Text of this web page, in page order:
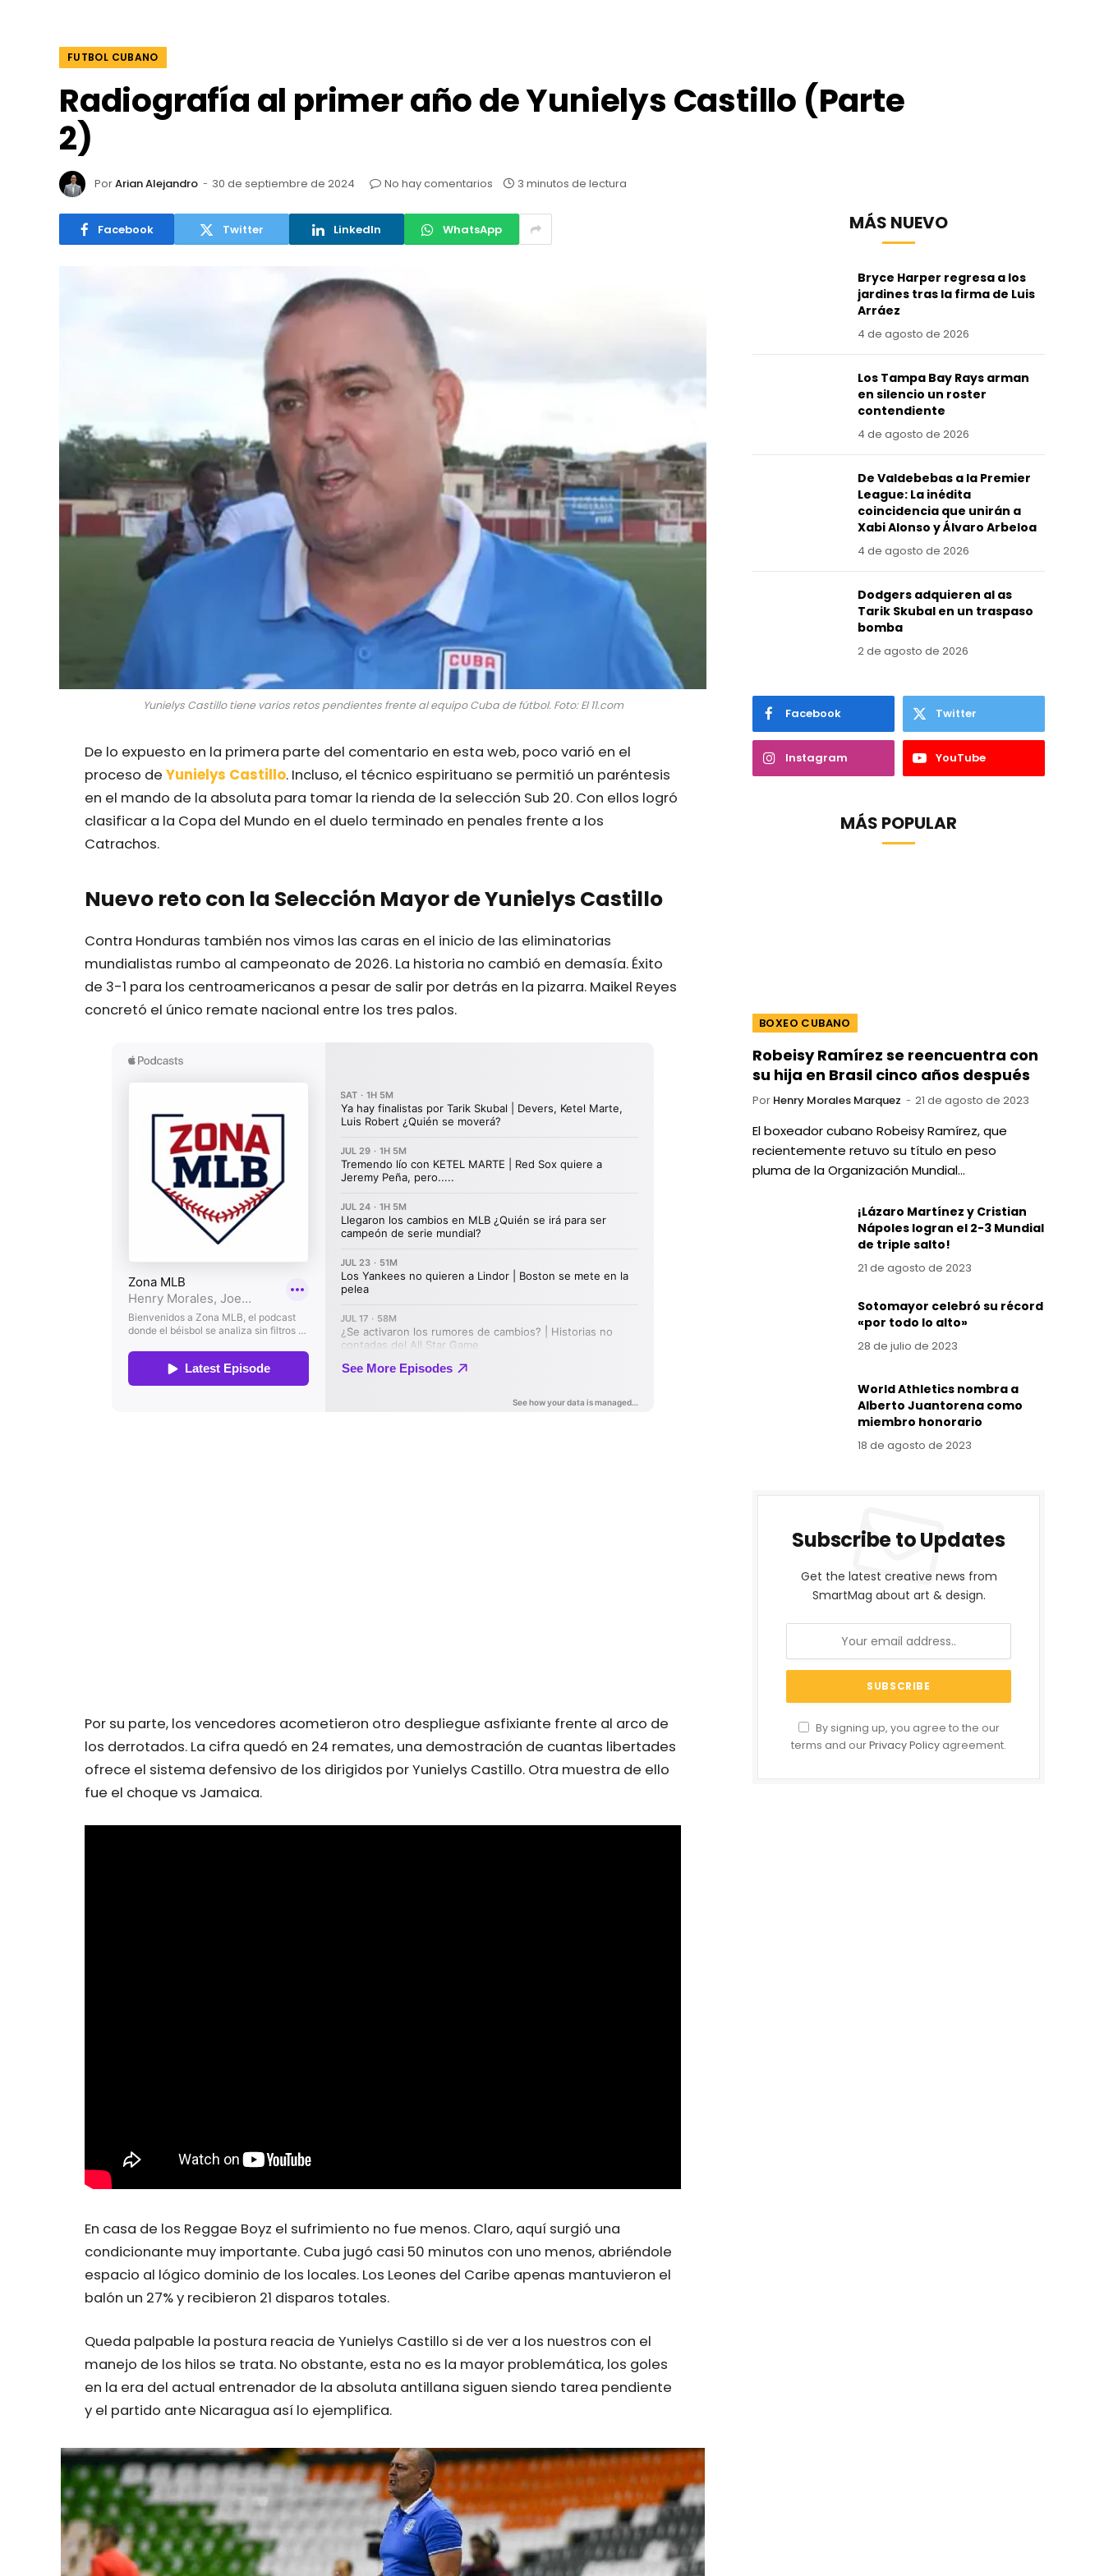
FUTBOL CUBANO
Radiografía al primer año de Yunielys Castillo (Parte
2)
PorArian Alejandro 30 de septiembre de 2024 No hay comentarios 3 minutos de lectura
Facebook Twitter LinkedIn WhatsApp
Yunielys Castillo tiene varios retos pendientes frente al equipo Cuba de fútbol. Foto: El 11.com
De lo expuesto en la primera parte del comentario en esta web, poco varió en el
proceso de Yunielys Castillo. Incluso, el técnico espirituano se permitió un paréntesis
en el mando de la absoluta para tomar la rienda de la selección Sub 20. Con ellos logró
clasificar a la Copa del Mundo en el duelo terminado en penales frente a los
Catrachos.
Nuevo reto con la Selección Mayor de Yunielys Castillo
Contra Honduras también nos vimos las caras en el inicio de las eliminatorias
mundialistas rumbo al campeonato de 2026. La historia no cambió en demasía. Éxito
de 3-1 para los centroamericanos a pesar de salir por detrás en la pizarra. Maikel Reyes
concretó el único remate nacional entre los tres palos.
Por su parte, los vencedores acometieron otro despliegue asfixiante frente al arco de
los derrotados. La cifra quedó en 24 remates, una demostración de cuantas libertades
ofrece el sistema defensivo de los dirigidos por Yunielys Castillo. Otra muestra de ello
fue el choque vs Jamaica.
En casa de los Reggae Boyz el sufrimiento no fue menos. Claro, aquí surgió una
condicionante muy importante. Cuba jugó casi 50 minutos con uno menos, abriéndole
espacio al lógico dominio de los locales. Los Leones del Caribe apenas mantuvieron el
balón un 27% y recibieron 21 disparos totales.
Queda palpable la postura reacia de Yunielys Castillo si de ver a los nuestros con el
manejo de los hilos se trata. No obstante, esta no es la mayor problemática, los goles
en la era del actual entrenador de la absoluta antillana siguen siendo tarea pendiente
y el partido ante Nicaragua así lo ejemplifica.
MÁS NUEVO
Bryce Harper regresa a los
jardines tras la firma de Luis
Arráez
4 de agosto de 2026
Los Tampa Bay Rays arman
en silencio un roster
contendiente
4 de agosto de 2026
De Valdebebas a la Premier
League: La inédita
coincidencia que unirán a
Xabi Alonso y Álvaro Arbeloa
4 de agosto de 2026
Dodgers adquieren al as
Tarik Skubal en un traspaso
bomba
2 de agosto de 2026
Facebook Twitter
Instagram YouTube
MÁS POPULAR
BOXEO CUBANO
Robeisy Ramírez se reencuentra con
su hija en Brasil cinco años después
Por Henry Morales Marquez 21 de agosto de 2023
El boxeador cubano Robeisy Ramírez, que
recientemente retuvo su título en peso
pluma de la Organización Mundial…
¡Lázaro Martínez y Cristian
Nápoles logran el 2-3 Mundial
de triple salto!
21 de agosto de 2023
Sotomayor celebró su récord
«por todo lo alto»
28 de julio de 2023
World Athletics nombra a
Alberto Juantorena como
miembro honorario
18 de agosto de 2023
Subscribe to Updates
Get the latest creative news from
SmartMag about art & design.
By signing up, you agree to the our
terms and ourPrivacy Policy agreement.